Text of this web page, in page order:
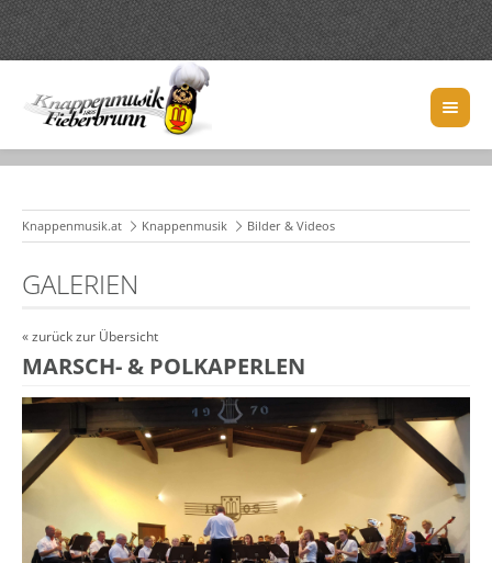
Knappenmusik.at Knappenmusik Bilder & Videos
GALERIEN
« zurück zur Übersicht
MARSCH- & POLKAPERLEN